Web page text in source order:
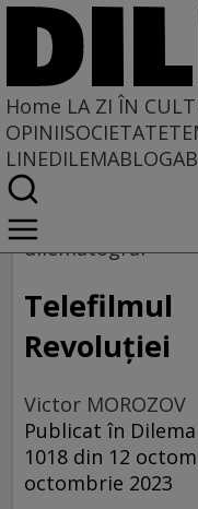
Home LA ZI ÎN
OPINIISOCIETATE
LINEDILEMABLOG
Home
La zi în cultură
dilematograf
Telefilmul
Revoluției
Victor MOROZOV
Publicat în
1018 din 12
octombrie 2023